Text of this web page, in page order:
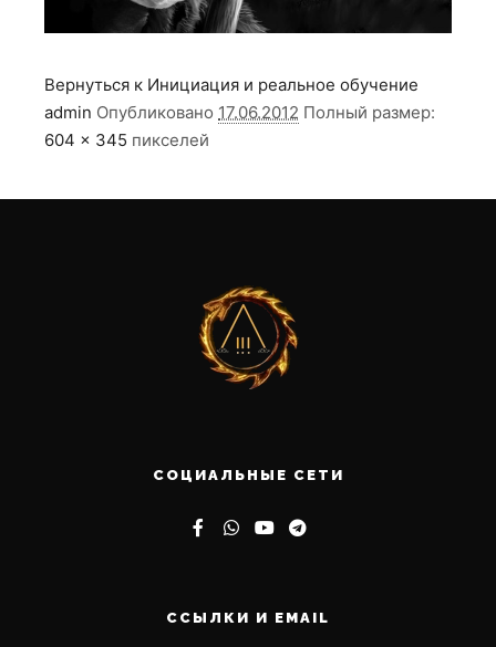
Вернуться к Инициация и реальное обучение
admin Опубликовано 17.06.2012 Полный размер:
604 × 345 пикселей
СОЦИАЛЬНЫЕ СЕТИ
ССЫЛКИ И EMAIL